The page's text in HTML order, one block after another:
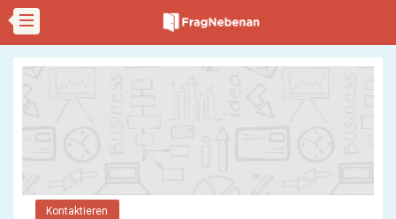
Kontaktieren